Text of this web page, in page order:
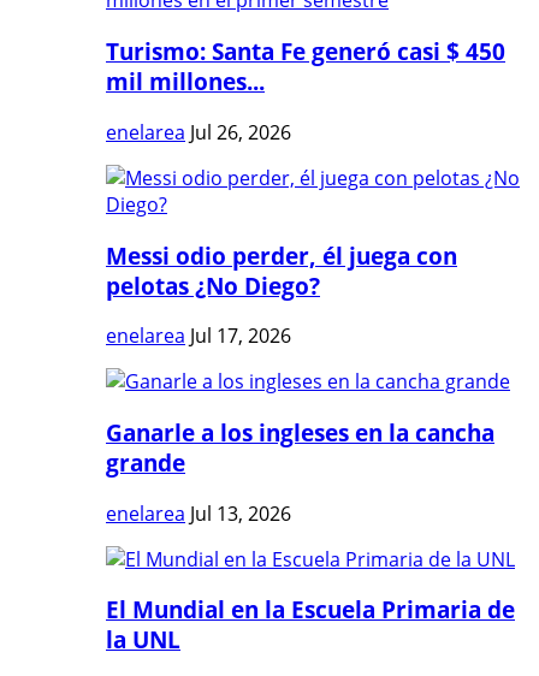
Turismo: Santa Fe generó casi $ 450
mil millones...
enelarea Jul 26, 2026
Messi odio perder, él juega con
pelotas ¿No Diego?
enelarea Jul 17, 2026
Ganarle a los ingleses en la cancha
grande
enelarea Jul 13, 2026
El Mundial en la Escuela Primaria de
la UNL